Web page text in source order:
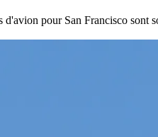
pour San Francisco sont